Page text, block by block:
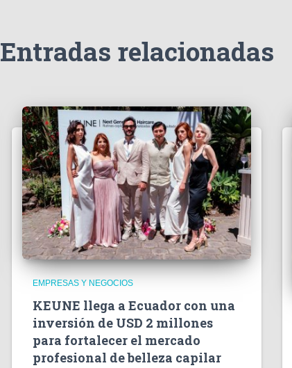
Entradas relacionadas
EMPRESAS Y NEGOCIOS
KEUNE llega a Ecuador con una
inversión de USD 2 millones
para fortalecer el mercado
profesional de belleza capilar